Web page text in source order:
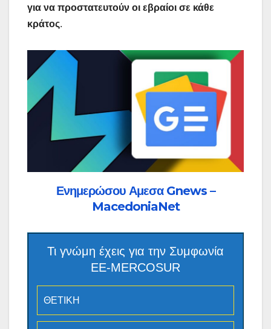
για να προστατευτούν οι εβραίοι σε κάθε
κράτος.
Ενημερώσου Αμεσα Gnews –
MacedoniaNet
Τι γνώμη έχεις για την Συμφωνία
ΕΕ-MERCOSUR
ΘΕΤΙΚΗ